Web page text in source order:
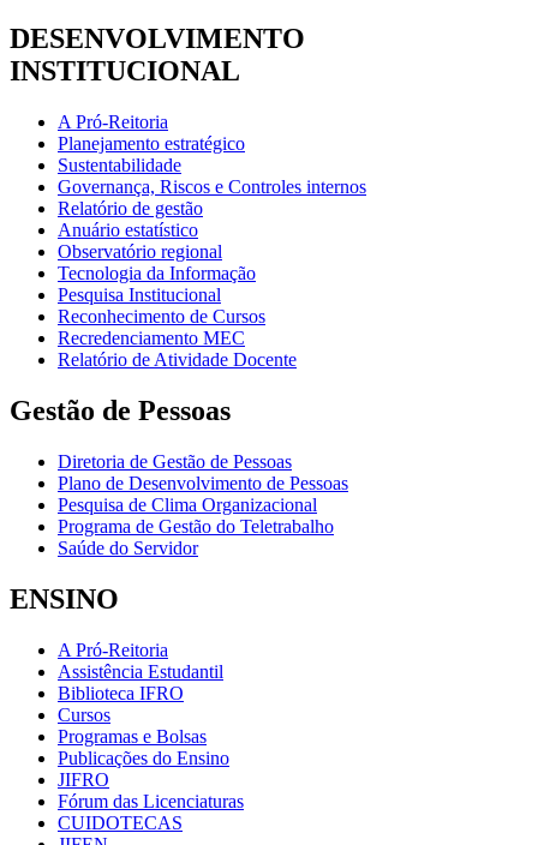
DESENVOLVIMENTO
INSTITUCIONAL
A Pró-Reitoria
Planejamento estratégico
Sustentabilidade
Governança, Riscos e Controles internos
Relatório de gestão
Anuário estatístico
Observatório regional
Tecnologia da Informação
Pesquisa Institucional
Reconhecimento de Cursos
Recredenciamento MEC
Relatório de Atividade Docente
Gestão de Pessoas
Diretoria de Gestão de Pessoas
Plano de Desenvolvimento de Pessoas
Pesquisa de Clima Organizacional
Programa de Gestão do Teletrabalho
Saúde do Servidor
ENSINO
A Pró-Reitoria
Assistência Estudantil
Biblioteca IFRO
Cursos
Programas e Bolsas
Publicações do Ensino
JIFRO
Fórum das Licenciaturas
CUIDOTECAS